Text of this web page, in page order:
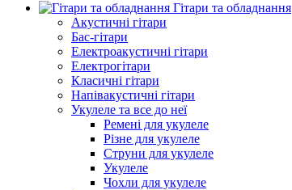
Гітари та обладнання
Акустичні гітари
Бас-гітари
Електроакустичні гітари
Електрогітари
Класичні гітари
Напівакустичні гітари
Укулеле та все до неї
Ремені для укулеле
Різне для укулеле
Струни для укулеле
Укулеле
Чохли для укулеле